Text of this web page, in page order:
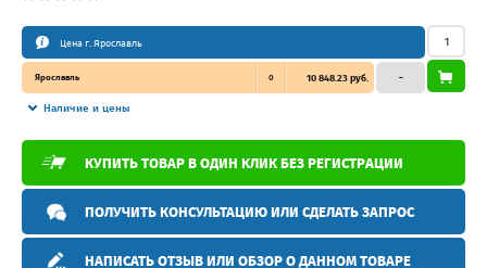
Цена г. Ярославль
Ярославль 0 10 848.23 руб.
Наличие и цены
–
КУПИТЬ ТОВАР В ОДИН КЛИК БЕЗ РЕГИСТРАЦИИ
ПОЛУЧИТЬ КОНСУЛЬТАЦИЮ ИЛИ СДЕЛАТЬ ЗАПРОС
НАПИСАТЬ ОТЗЫВ ИЛИ ОБЗОР О ДАННОМ ТОВАРЕ